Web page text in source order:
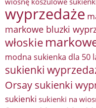
wyprzedaże
markowe bluzki
włoskie
modna sukienka dla 50
sukienki
Orsay sukienki
sukienki sukienki na